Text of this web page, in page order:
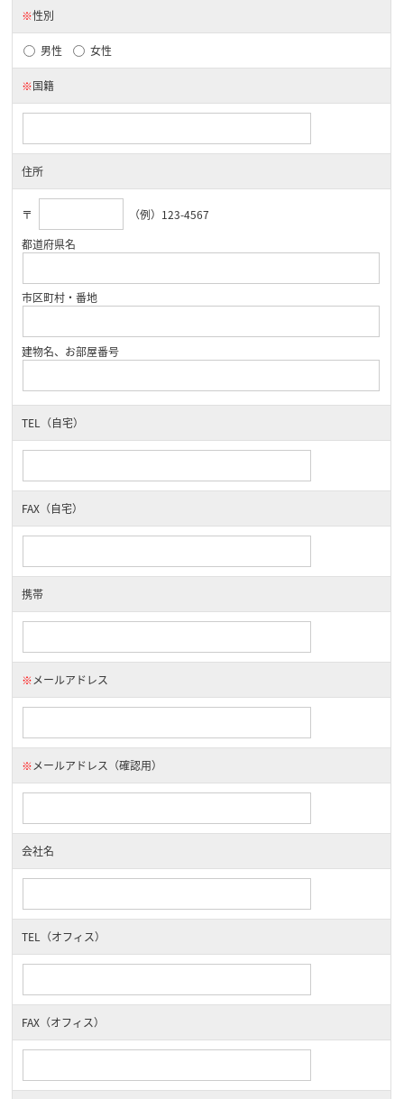
※性別
男性 女性
※国籍
住所
〒
（例）123-4567
都道府県名
市区町村・番地
建物名、お部屋番号
TEL（自宅）
FAX（自宅）
携帯
※メールアドレス
※メールアドレス（確認用）
会社名
TEL（オフィス）
FAX（オフィス）